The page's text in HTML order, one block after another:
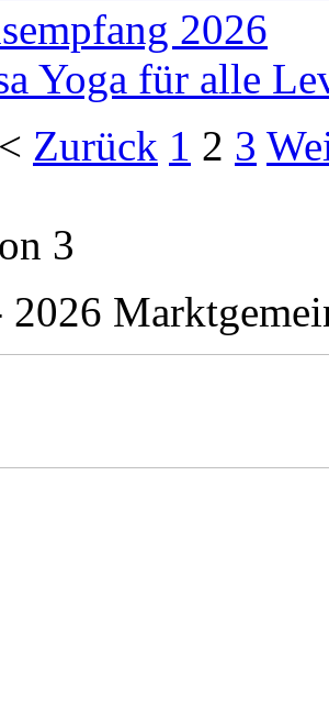
2026
Yoga für alle
< Zurück 1 2 3
3